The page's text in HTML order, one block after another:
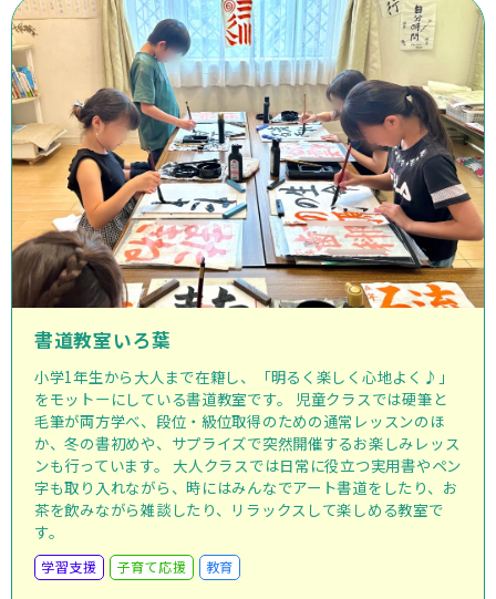
書道教室いろ葉
小学1年生から大人まで在籍し、「明るく楽しく心地よく♪」
をモットーにしている書道教室です。 児童クラスでは硬筆と
毛筆が両方学べ、段位・級位取得のための通常レッスンのほ
か、冬の書初めや、サプライズで突然開催するお楽しみレッス
ンも行っています。 大人クラスでは日常に役立つ実用書やペン
字も取り入れながら、時にはみんなでアート書道をしたり、お
茶を飲みながら雑談したり、リラックスして楽しめる教室で
す。
学習支援 子育て応援 教育